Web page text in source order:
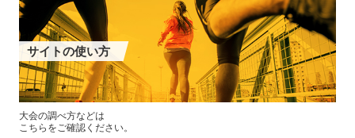
サイトの使い方
大会の調べ方などは
こちらをご確認ください。